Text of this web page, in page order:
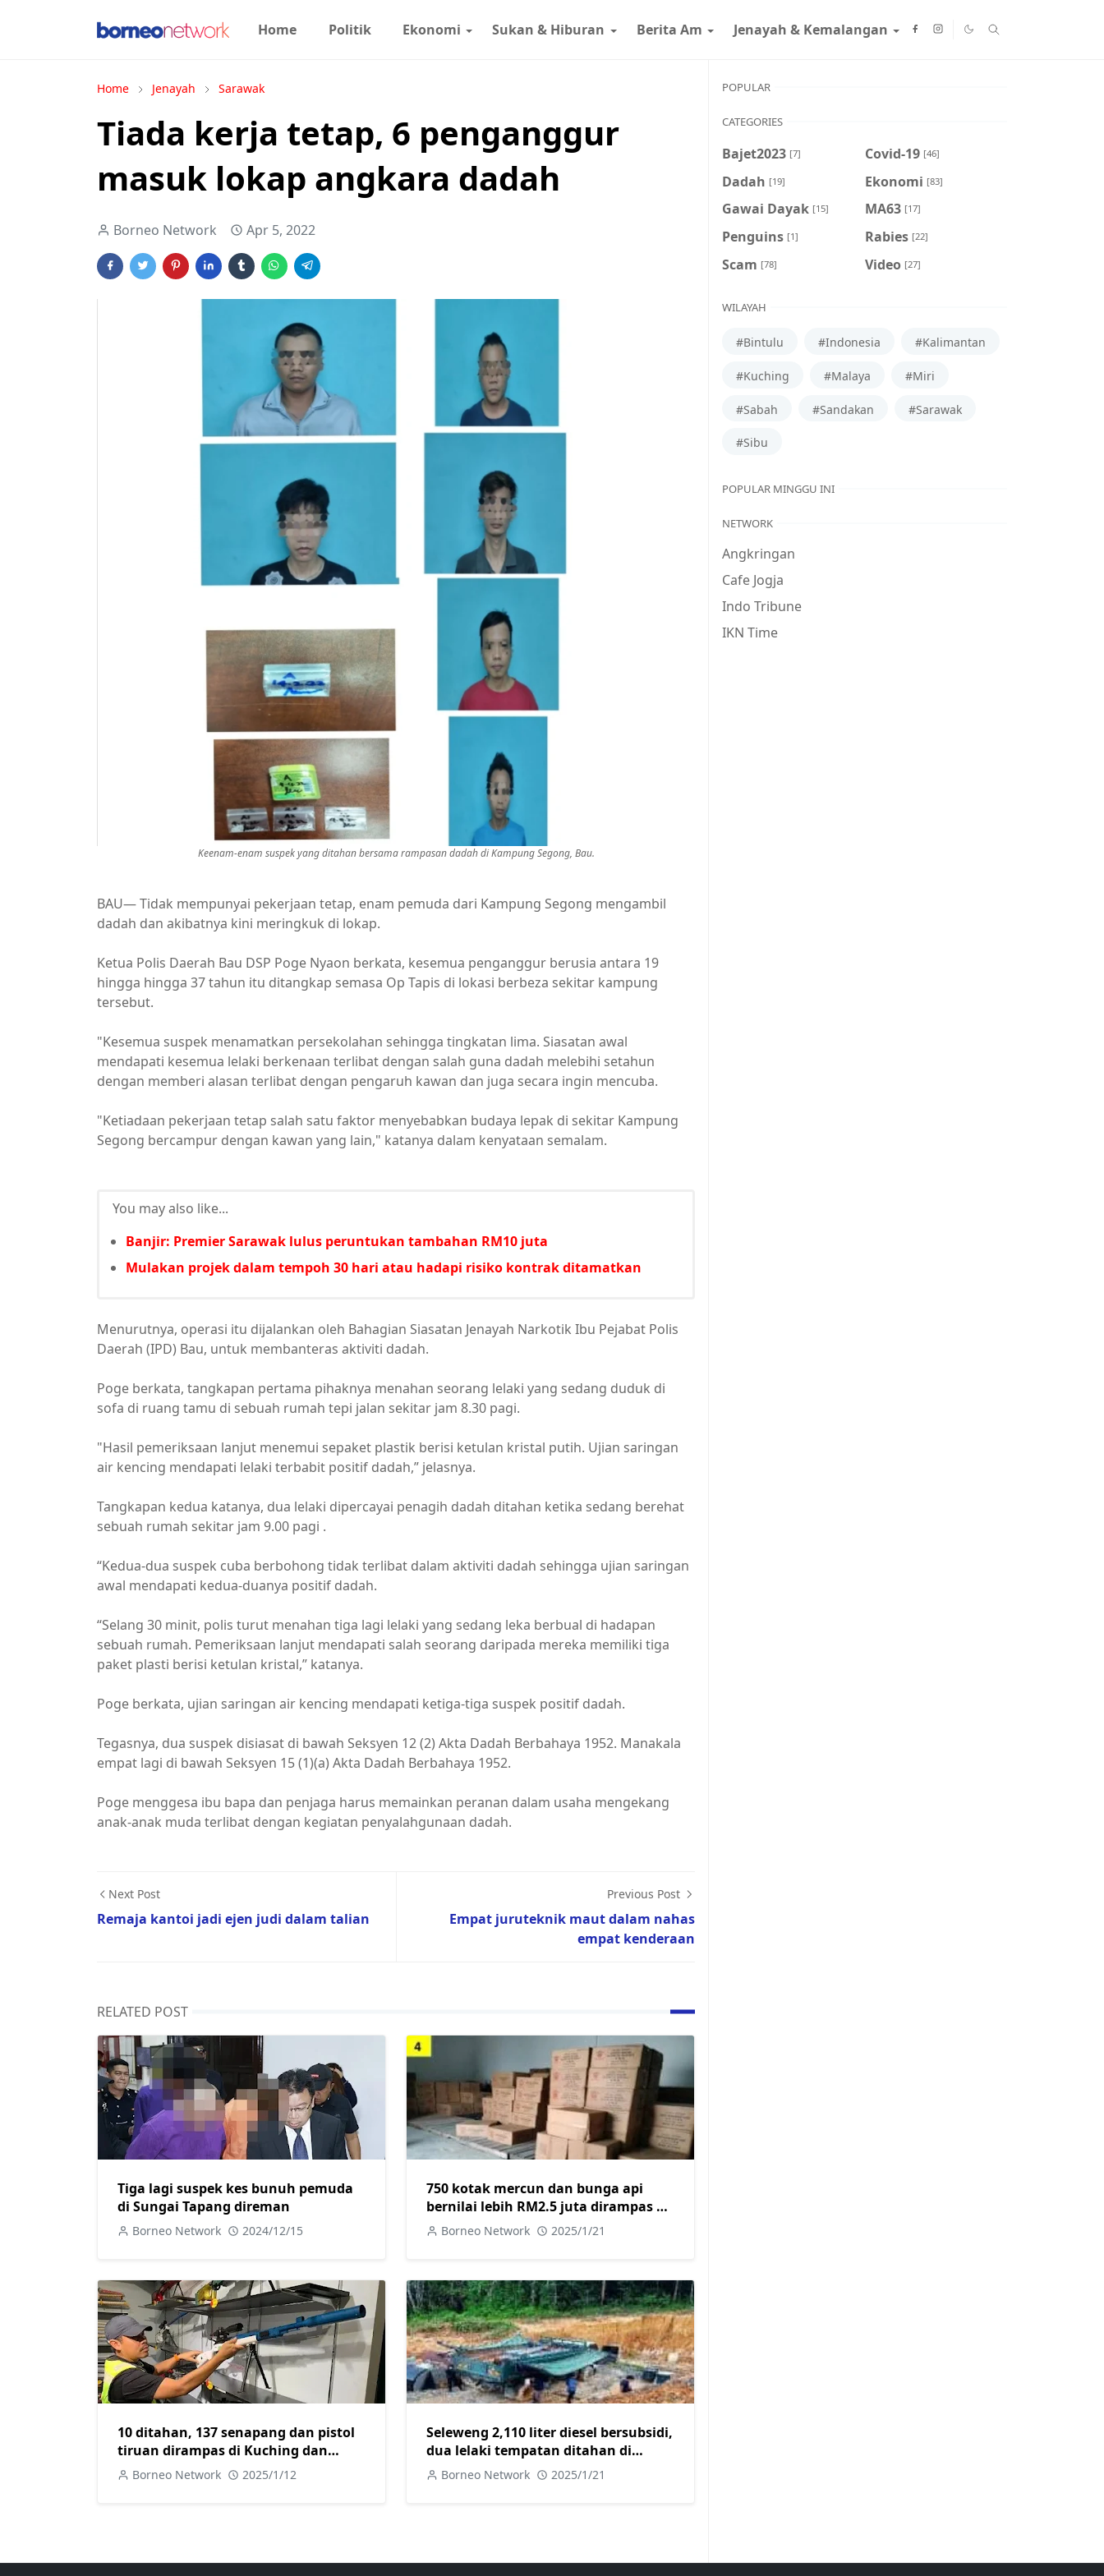
Home Politik Ekonomi Sukan & Hiburan Berita Am Jenayah & Kemalangan
Home Jenayah Sarawak
Tiada kerja tetap, 6 penganggur
masuk lokap angkara dadah
Borneo Network Apr 5, 2022
Keenam-enam suspek yang ditahan bersama rampasan dadah di Kampung Segong, Bau.
BAU— Tidak mempunyai pekerjaan tetap, enam pemuda dari Kampung Segong mengambil
dadah dan akibatnya kini meringkuk di lokap.
Ketua Polis Daerah Bau DSP Poge Nyaon berkata, kesemua penganggur berusia antara 19
hingga hingga 37 tahun itu ditangkap semasa Op Tapis di lokasi berbeza sekitar kampung
tersebut.
"Kesemua suspek menamatkan persekolahan sehingga tingkatan lima. Siasatan awal
mendapati kesemua lelaki berkenaan terlibat dengan salah guna dadah melebihi setahun
dengan memberi alasan terlibat dengan pengaruh kawan dan juga secara ingin mencuba.
"Ketiadaan pekerjaan tetap salah satu faktor menyebabkan budaya lepak di sekitar Kampung
Segong bercampur dengan kawan yang lain," katanya dalam kenyataan semalam.
You may also like...
Banjir: Premier Sarawak lulus peruntukan tambahan RM10 juta
Mulakan projek dalam tempoh 30 hari atau hadapi risiko kontrak ditamatkan
Menurutnya, operasi itu dijalankan oleh Bahagian Siasatan Jenayah Narkotik Ibu Pejabat Polis
Daerah (IPD) Bau, untuk membanteras aktiviti dadah.
Poge berkata, tangkapan pertama pihaknya menahan seorang lelaki yang sedang duduk di
sofa di ruang tamu di sebuah rumah tepi jalan sekitar jam 8.30 pagi.
"Hasil pemeriksaan lanjut menemui sepaket plastik berisi ketulan kristal putih. Ujian saringan
air kencing mendapati lelaki terbabit positif dadah,” jelasnya.
Tangkapan kedua katanya, dua lelaki dipercayai penagih dadah ditahan ketika sedang berehat
sebuah rumah sekitar jam 9.00 pagi .
“Kedua-dua suspek cuba berbohong tidak terlibat dalam aktiviti dadah sehingga ujian saringan
awal mendapati kedua-duanya positif dadah.
“Selang 30 minit, polis turut menahan tiga lagi lelaki yang sedang leka berbual di hadapan
sebuah rumah. Pemeriksaan lanjut mendapati salah seorang daripada mereka memiliki tiga
paket plasti berisi ketulan kristal,” katanya.
Poge berkata, ujian saringan air kencing mendapati ketiga-tiga suspek positif dadah.
Tegasnya, dua suspek disiasat di bawah Seksyen 12 (2) Akta Dadah Berbahaya 1952. Manakala
empat lagi di bawah Seksyen 15 (1)(a) Akta Dadah Berbahaya 1952.
Poge menggesa ibu bapa dan penjaga harus memainkan peranan dalam usaha mengekang
anak-anak muda terlibat dengan kegiatan penyalahgunaan dadah.
Next Post
Remaja kantoi jadi ejen judi dalam talian
Previous Post
Empat juruteknik maut dalam nahas
empat kenderaan
RELATED POST
Tiga lagi suspek kes bunuh pemuda
di Sungai Tapang direman
Borneo Network 2024/12/15
750 kotak mercun dan bunga api
bernilai lebih RM2.5 juta dirampas di
Kuching dan Miri, dua ditangkap
Borneo Network 2025/1/21
10 ditahan, 137 senapang dan pistol
tiruan dirampas di Kuching dan
Samarahan
Borneo Network 2025/1/12
Seleweng 2,110 liter diesel bersubsidi,
dua lelaki tempatan ditahan di
Sibujaya
Borneo Network 2025/1/21
POPULAR
CATEGORIES
Bajet2023 [7] Covid-19 [46]
Dadah [19] Ekonomi [83]
Gawai Dayak [15] MA63 [17]
Penguins [1] Rabies [22]
Scam [78] Video [27]
WILAYAH
#Bintulu #Indonesia #Kalimantan
#Kuching #Malaya #Miri
#Sabah #Sandakan #Sarawak
#Sibu
POPULAR MINGGU INI
NETWORK
Angkringan
Cafe Jogja
Indo Tribune
IKN Time